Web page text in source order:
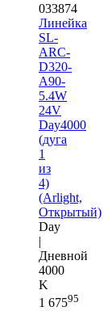
033874
Линейка
SL-
ARC-
D320-
A90-
5.4W
24V
Day4000
(дуга
1
из
4)
(Arlight,
Открытый)
Day
|
Дневной
4000
K
1 67595